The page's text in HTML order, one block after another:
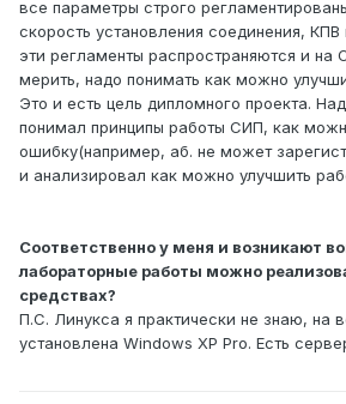
все параметры строго
скорость установления соединения, КПВ
эти регламенты распространяются и на
мерить, надо понимать как можно
Это и есть цель дипломного проекта.
понимал принципы работы СИП, как
ошибку(например, аб. не может
и анализировал как можно улучшить
Соответственно у меня и возникают
лабораторные работы можно
средствах?
П.С. Линукса я практически не знаю, на
установлена Windows XP Pro. Есть